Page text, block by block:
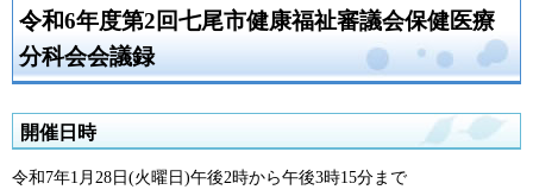
令和6年度第2回七尾市健康福祉審議会保健医療
分科会会議録
開催日時
令和7年1月28日(火曜日)午後2時から午後3時15分まで